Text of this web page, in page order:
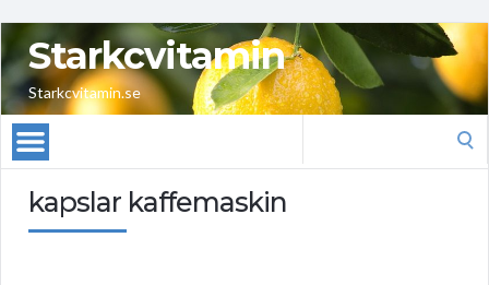
Starkcvitamin
Starkcvitamin.se
kapslar kaffemaskin